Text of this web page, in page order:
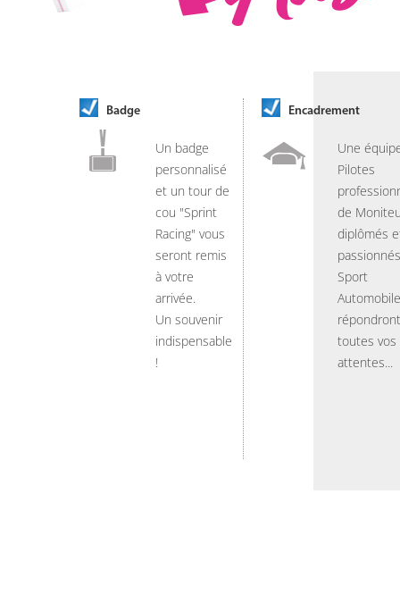
Badge
Un badge
personnalisé
et un tour de
cou "Sprint
Racing" vous
seront remis
à votre
arrivée.
Un souvenir
indispensable
!
Encadrement
Une
Pilotes
de
diplômés
Sport
Automobile
toutes vos
attentes...